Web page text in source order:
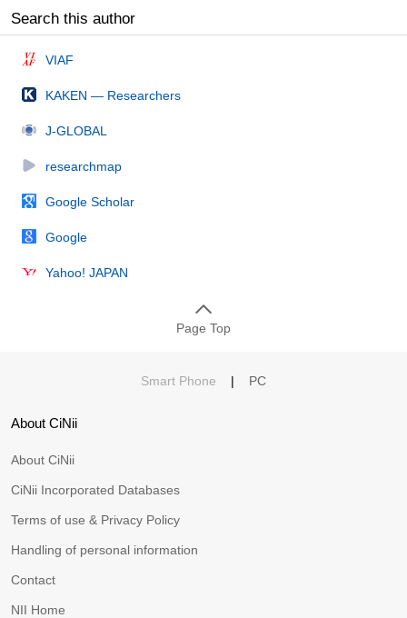
Search this author
VIAF
KAKEN — Researchers
J-GLOBAL
researchmap
Google Scholar
Google
Yahoo! JAPAN
Page Top
Smart Phone | PC
About CiNii
About CiNii
CiNii Incorporated Databases
Terms of use & Privacy Policy
Handling of personal information
Contact
NII Home